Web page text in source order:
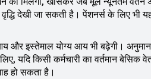
देखी जा सकती है। पेंशनर्स के लिए भी
और इस्तेमाल योग्य आय भी बढ़ेगी।
यदि किसी कर्मचारी का वर्तमान
हो सकता है।